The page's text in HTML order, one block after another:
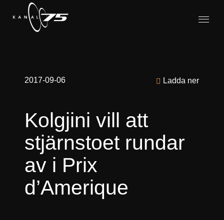
2017-09-06 Ladda ner
Kolgjini vill att
stjärnstoet rundar
av i Prix
d’Amerique